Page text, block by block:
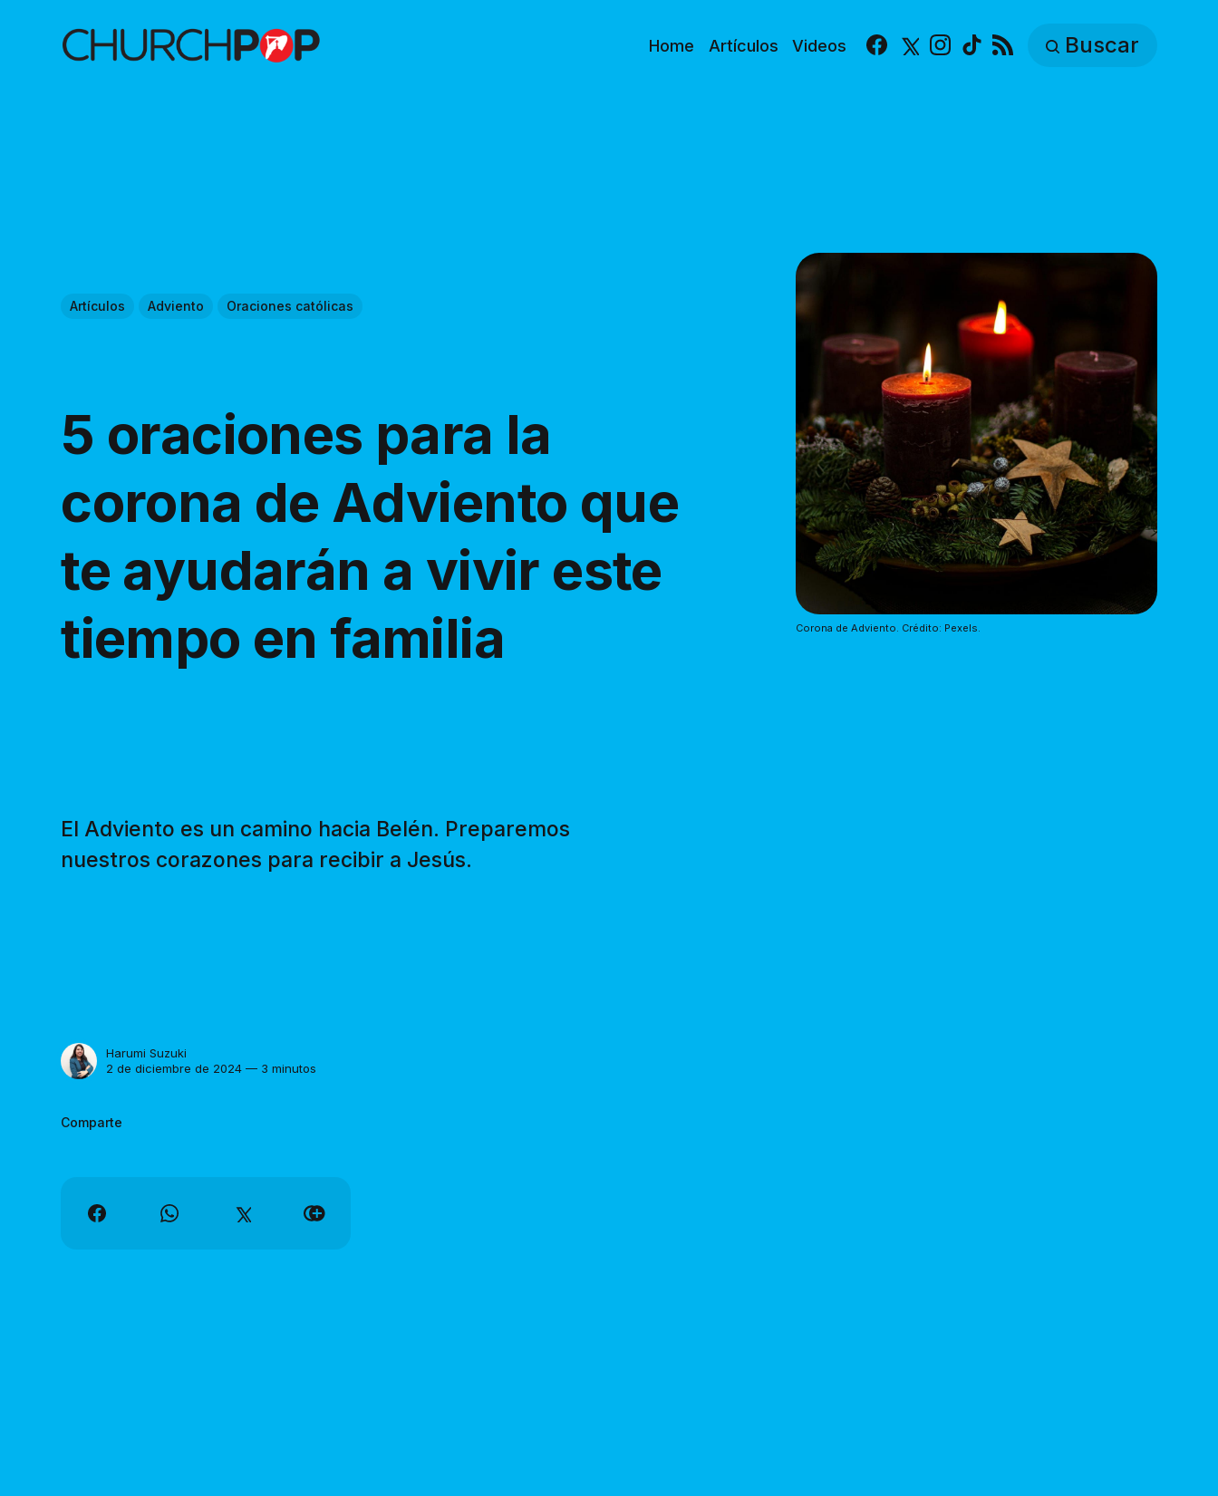
Home Artículos Videos Facebook
X Instagram
TikTok Buscar
Artículos Adviento Oraciones católicas
5 oraciones para la
corona de Adviento que
te ayudarán a vivir este
tiempo en familia
El Adviento es un camino hacia Belén. Preparemos
nuestros corazones para recibir a Jesús.
Harumi Suzuki
2 de diciembre de 2024 — 3 minutos
Comparte
Corona de Adviento. Crédito: Pexels.